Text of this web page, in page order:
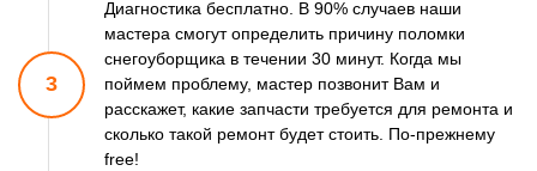
3
Диагностика бесплатно. В 90% случаев наши
мастера смогутопределить причину поломки
снегоуборщика в течении 30 минут. Когда мы
поймем проблему, мастер позвонит Вам и
расскажет, какие запчасти требуется для ремонта и
сколько такой ремонтбудет стоить. По-прежнему
free!